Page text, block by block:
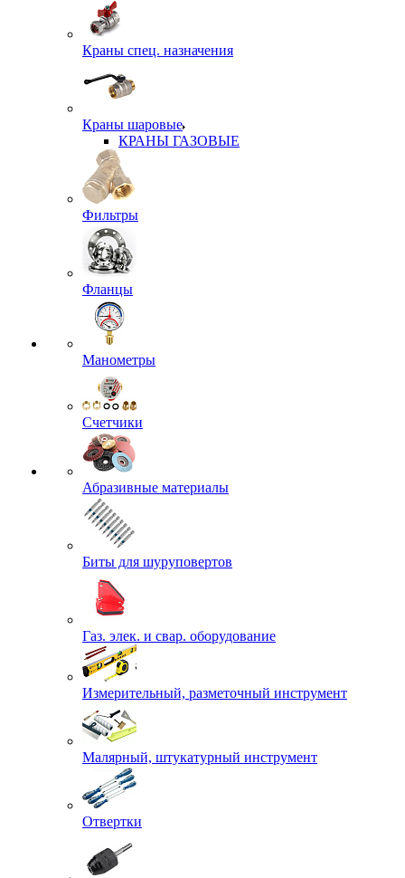
Краны спец. назначения
Краны шаровые
КРАНЫ ГАЗОВЫЕ
Фильтры
Фланцы
Манометры
Счетчики
Абразивные материалы
Биты для шуруповертов
Газ. элек. и свар. оборудование
Измерительный, разметочный инструмент
Малярный, штукатурный инструмент
Отвертки